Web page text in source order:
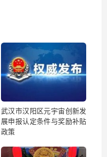
武汉市汉阳区元宇宙创新发
展申报认定条件与奖励补贴
政策